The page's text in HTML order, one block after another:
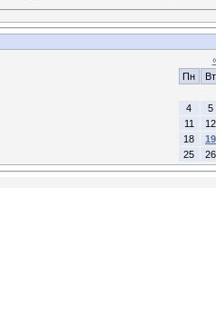
Пн
Вт
4
5
11
12
18
19
25
26